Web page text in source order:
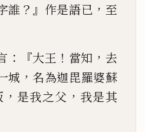
誰 ？』 作是語已 ， 至
：『大王 ！ 當知 ， 去
城 ，名為迦毘羅婆蘇
， 是我之父 ， 我是其